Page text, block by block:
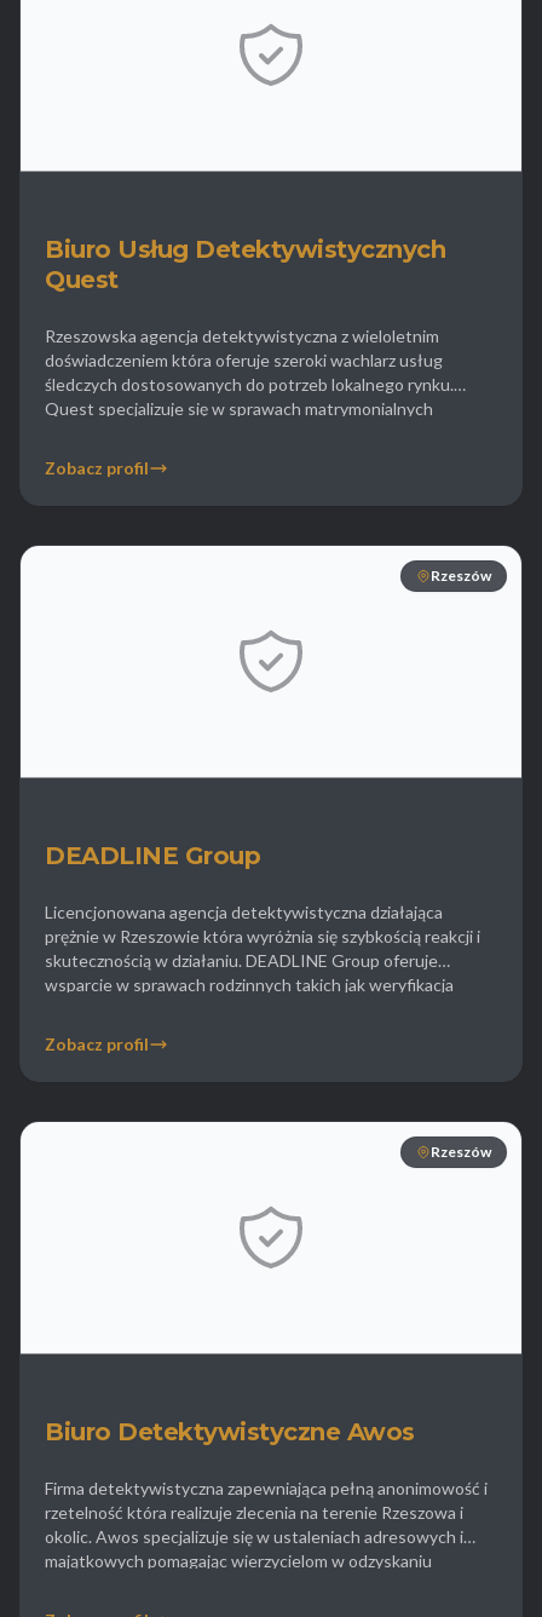
Biuro Usług Detektywistycznych
Quest
Rzeszowska agencja detektywistyczna z wieloletnim
doświadczeniem która oferuje szeroki wachlarz usług
śledczych dostosowanych do potrzeb lokalnego rynku.
Quest specjalizuje się w sprawach matrymonialnych
majątku ukrytego przez dłużników co jest nieocenioną
pomocą w sprawach o podział majątku czy egzekucję
Zobacz profil
Rzeszów
DEADLINE Group
Licencjonowana agencja detektywistyczna działająca
prężnie w Rzeszowie która wyróżnia się szybkością reakcji i
skutecznością w działaniu. DEADLINE Group oferuje
wsparcie w sprawach rodzinnych takich jak weryfikacja
gospodarcze w zakresie wykrywania nieuczciwej konkurencji
oraz kradzieży pracowniczych. Klienci cenią to biuro za
Zobacz profil
Rzeszów
Biuro Detektywistyczne Awos
Firma detektywistyczna zapewniająca pełną anonimowość i
rzetelność która realizuje zlecenia na terenie Rzeszowa i
okolic. Awos specjalizuje się w ustaleniach adresowych i
majątkowych pomagając wierzycielom w odzyskaniu